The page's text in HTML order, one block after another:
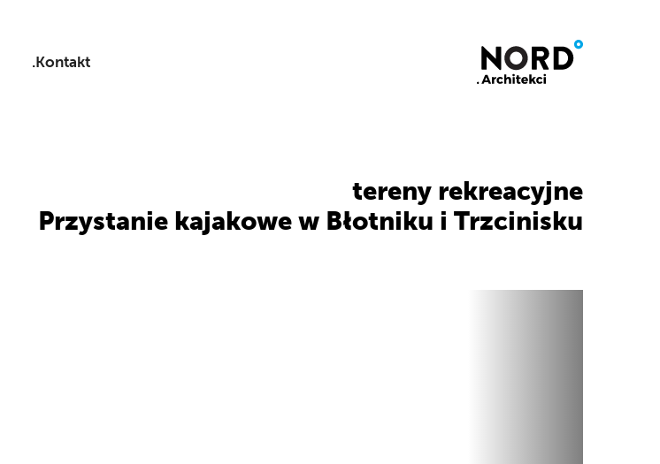
.Kontakt
tereny rekreacyjne
Przystanie kajakowe w Błotniku i Trzcinisku